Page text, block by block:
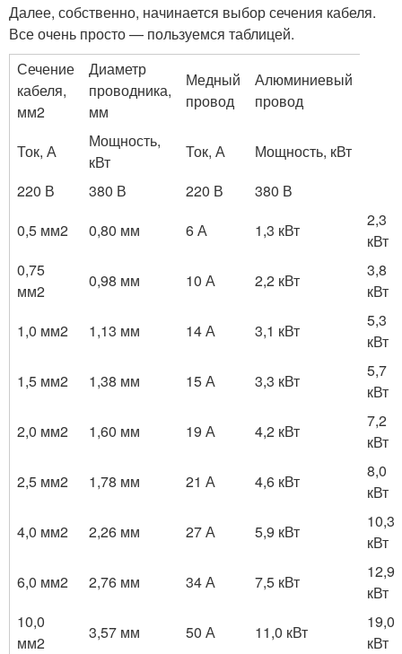
Далее, собственно, начинается выбор сечения кабеля.
Все очень просто — пользуемся таблицей.
Сечение
кабеля,
мм2
Диаметр
проводника,
мм
Медный
провод
Алюминиевый
провод
Ток, А
Мощность,
кВт
Ток, А
Мощность, кВт
220 В
380 В 220 В
380 В
0,5 мм2
0,80 мм 6 А 1,3 кВт
2,3
кВт
0,75
мм2
0,98 мм 10 А 2,2 кВт
3,8
кВт
1,0 мм2
1,13 мм 14 А 3,1 кВт
5,3
кВт
1,5 мм2
1,38 мм 15 А 3,3 кВт
5,7
кВт
2,0 мм2
1,60 мм 19 А 4,2 кВт
7,2
кВт
2,5 мм2
1,78 мм 21 А 4,6 кВт
8,0
кВт
4,0 мм2
2,26 мм 27 А 5,9 кВт
10,3
кВт
6,0 мм2
2,76 мм 34 А 7,5 кВт
12,9
кВт
10,0
мм2
3,57 мм 50 А 11,0 кВт
19,0
кВт